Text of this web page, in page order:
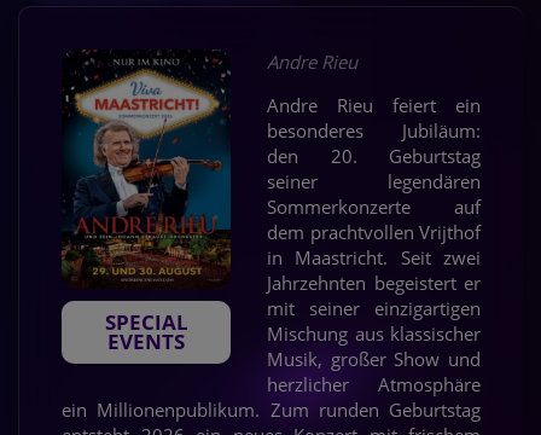
SPECIAL
EVENTS
Andre Rieu
Andre Rieu feiert ein
besonderes Jubiläum:
den 20. Geburtstag
seiner legendären
Sommerkonzerte auf
dem prachtvollen Vrijthof
in Maastricht. Seit zwei
Jahrzehnten begeistert er
mit seiner einzigartigen
Mischung aus klassischer
Musik, großer Show und
herzlicher Atmosphäre
ein Millionenpublikum. Zum runden Geburtstag